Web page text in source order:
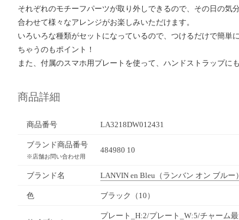
それぞれのモチーフパーツが取り外しできるので、その日の気
合わせて様々なアレンジがお楽しみいただけます。
いろいろな種類がセットになっているので、つけるだけで簡単
ちゃうのもポイント！
また、付属のスマホ用プレートを使って、ハンドストラップにも
商品詳細
商品番号 LA3218DW012431
ブランド商品番号
※店舗お問い合わせ用
484980 10
ブランド名 LANVIN en Bleu （ランバン オン ブルー）
色 ブラック（10）
プレート_H:2/プレート_W:5/チャーム